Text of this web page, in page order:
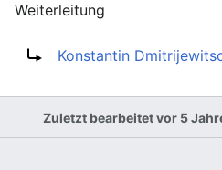
Weiterleitung
Konstantin
Zuletzt bearbeitet vor 5